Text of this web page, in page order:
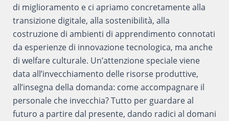
di miglioramento e ci apriamo concretamente alla
transizione digitale, alla sostenibilità, alla
costruzione di ambienti di apprendimento connotati
da esperienze di innovazione tecnologica, ma anche
di welfare culturale. Un’attenzione speciale viene
data all’invecchiamento delle risorse produttive,
all’insegna della domanda: come accompagnare il
personale che invecchia? Tutto per guardare al
futuro a partire dal presente, dando radici al domani